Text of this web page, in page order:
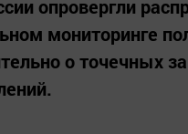
опровергли
мониторинге
о точечных